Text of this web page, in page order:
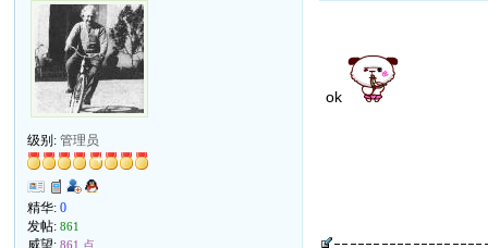
级别:管理员
精华:0
发帖:861
861 点
ok